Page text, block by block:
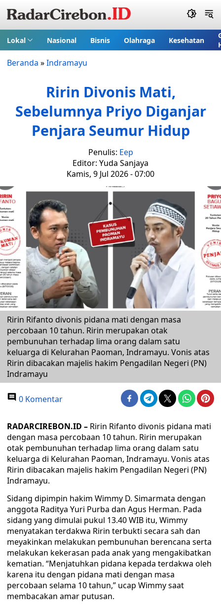
Lokal Nasional Bisnis Olahraga Kesehatan
Beranda »Indramayu
Ririn Divonis Mati,
Sebelumnya Priyo Diganjar
Penjara Seumur Hidup
Penulis: Eep
Editor: Yuda Sanjaya
Kamis, 9 Jul 2026 - 07:00
Ririn Rifanto divonis pidana mati dengan masa
percobaan 10 tahun. Ririn merupakan otak
pembunuhan terhadap lima orang dalam satu
keluarga di Kelurahan Paoman, Indramayu. Vonis atas
Ririn dibacakan majelis hakim Pengadilan Negeri (PN)
Indramayu
0 Komentar
RADARCIREBON.ID – Ririn Rifanto divonis pidana mati
dengan masa percobaan 10 tahun. Ririn merupakan
otak pembunuhan terhadap lima orang dalam satu
keluarga di Kelurahan Paoman, Indramayu. Vonis atas
Ririn dibacakan majelis hakim Pengadilan Negeri (PN)
Indramayu.
Sidang dipimpin hakim Wimmy D. Simarmata dengan
anggota Raditya Yuri Purba dan Agus Herman. Pada
sidang yang dimulai pukul 13.40 WIB itu, Wimmy
menyatakan terdakwa Ririn terbukti secara sah dan
meyakinkan melakukan pembunuhan berencana serta
melakukan kekerasan pada anak yang mengakibatkan
kematian. “Menjatuhkan pidana kepada terdakwa oleh
karena itu dengan pidana mati dengan masa
percobaan selama 10 tahun,” ucap Wimmy saat
membacakan amar putusan.